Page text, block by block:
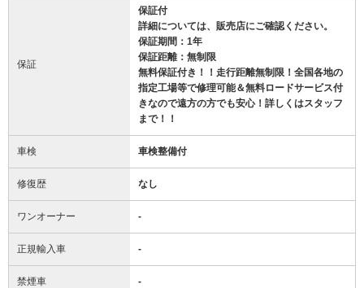
保証
保証付
詳細については、販売店にご確認ください。
保証期間：1年
保証距離：無制限
無料保証付き！！走行距離無制限！全国各地の
指定工場等で修理可能＆無料ロードサービス付
きなので遠方の方でも安心！詳しくはスタッフ
まで！！
車検 車検整備付
修復歴 なし
ワンオーナー -
正規輸入車 -
禁煙車 -